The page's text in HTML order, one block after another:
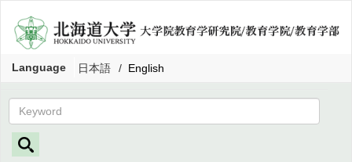
Language 日本語 English